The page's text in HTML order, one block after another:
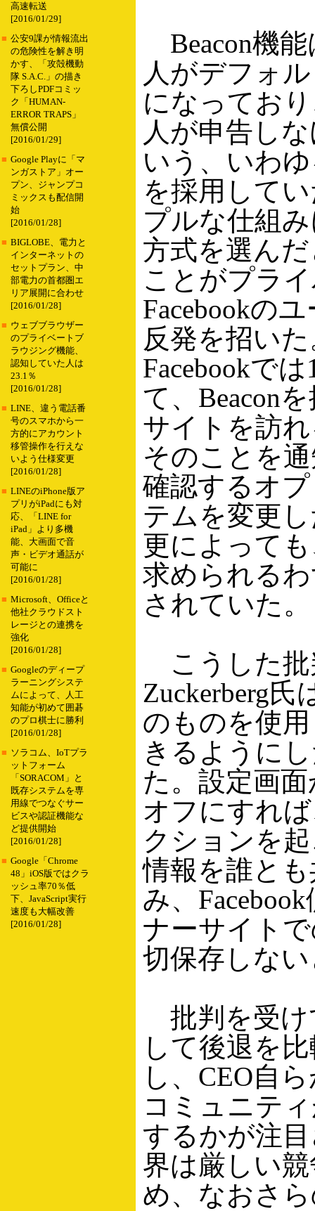
高速転送
[2016/01/29]
■ 公安9課が情報流出
の危険性を解き明
かす、「攻殻機動
隊 S.A.C.」の描き
下ろしPDFコミッ
ク「HUMAN-
ERROR TRAPS」
無償公開
[2016/01/29]
■ Google Playに「マ
ンガストア」オー
プン、ジャンプコ
ミックスも配信開
始
[2016/01/28]
■ BIGLOBE、電力と
インターネットの
セットプラン、中
部電力の首都圏エ
リア展開に合わせ
[2016/01/28]
■ ウェブブラウザー
のプライベートブ
ラウジング機能、
認知していた人は
23.1％
[2016/01/28]
■ LINE、違う電話番
号のスマホから一
方的にアカウント
移管操作を行えな
いよう仕様変更
[2016/01/28]
■ LINEのiPhone版ア
プリがiPadにも対
応、「LINE for
iPad」より多機
能、大画面で音
声・ビデオ通話が
可能に
[2016/01/28]
■ Microsoft、Officeと
他社クラウドスト
レージとの連携を
強化
[2016/01/28]
■ Googleのディープ
ラーニングシステ
ムによって、人工
知能が初めて囲碁
のプロ棋士に勝利
[2016/01/28]
■ ソラコム、IoTプラ
ットフォーム
「SORACOM」と
既存システムを専
用線でつなぐサー
ビスや認証機能な
ど提供開始
[2016/01/28]
■ Google「Chrome
48」iOS版ではクラ
ッシュ率70％低
下、JavaScript実行
速度も大幅改善
[2016/01/28]
Beacon機
人がデフォ
になってお
人が申告し
いう、いわ
を採用して
プルな仕組
方式を選ん
ことがプラ
Facebookの
反発を招い
Facebookで
て、Beacon
サイトを訪
そのことを
確認するオ
テムを変更
更によって
求められる
されていた。
こうした批
Zuckerberg氏
のものを使
きるように
た。設定画面
オフにすれ
クションを
情報を誰と
み、
ナーサイト
切保存しな
批判を受け
して後退を
し、CEO自
コミュニテ
するかが注
界は厳しい
め、なおさ